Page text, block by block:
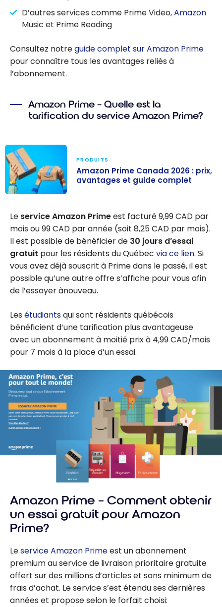
D’autres services comme Prime Video,Amazon
Music et Prime Reading
Consultez notreguide complet sur Amazon Prime
pour connaître tous les avantages reliés à
l’abonnement.
Amazon Prime – Quelle est la
tarification du service Amazon Prime?
Canada 2026 :
prix, avantages
et guide
complet
PRODUITS
Amazon Prime Canada 2026 : prix,
avantages et guide complet
Le service Amazon Primeest facturé 9,99 CAD par
mois ou 99 CAD par année (soit 8,25 CAD par mois).
Il est possible de bénéficier de 30 jours d’essai
gratuit pour les résidents du Québec via ce lien. Si
vous avez déjà souscrit à Prime dans le passé, il est
possible qu’une autre offre s’affiche pour vous afin
de l’essayer ànouveau.
Les étudiantsqui sont résidents québécois
bénéficient d’une tarification plus avantageuse
avec un abonnement à moitié prix à 4,99 CAD/mois
pour 7 mois à la place d’un essai.
Amazon Prime – Comment obtenir
un essai gratuit pour Amazon
Prime?
Leservice Amazon Primeest un abonnement
premium au service de livraison prioritaire gratuite
offert sur des millions d’articles et sans minimum de
frais d’achat. Le service s’est étendu ses dernières
années et propose selon le forfait choisi: